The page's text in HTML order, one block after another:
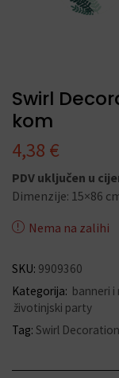
Swirl
kom
4,38 €
PDV uključen u
Dimenzije: 15×86
Nema na zalihi
SKU: 9909360
Kategorija: banneri i
životinjski party
Tag: Swirl